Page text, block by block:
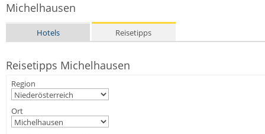
Michelhausen
Hotels Reisetipps
Reisetipps Michelhausen
Region
Ort